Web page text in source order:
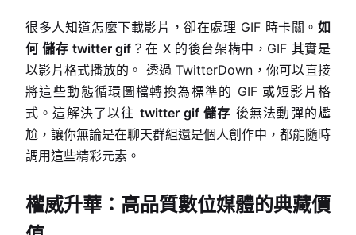
很多人知道怎麼下載影片，卻在處理 GIF 時卡關。 如
何 儲存 twitter gif ？在 X 的後台架構中，GIF 其實是
以影片格式播放的。 透過 TwitterDown，你可以直接
將這些動態循環圖檔轉換為標準的 GIF 或短影片格
式。這解決了以往 twitter gif 儲存 後無法動彈的尷
尬，讓你無論是在聊天群組還是個人創作中，都能隨時
調用這些精彩元素。
權威升華：高品質數位媒體的典藏價